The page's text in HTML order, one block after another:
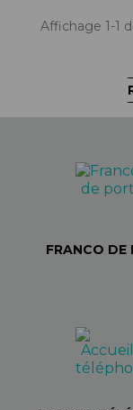
Affichage 1-1
FRANCO DE